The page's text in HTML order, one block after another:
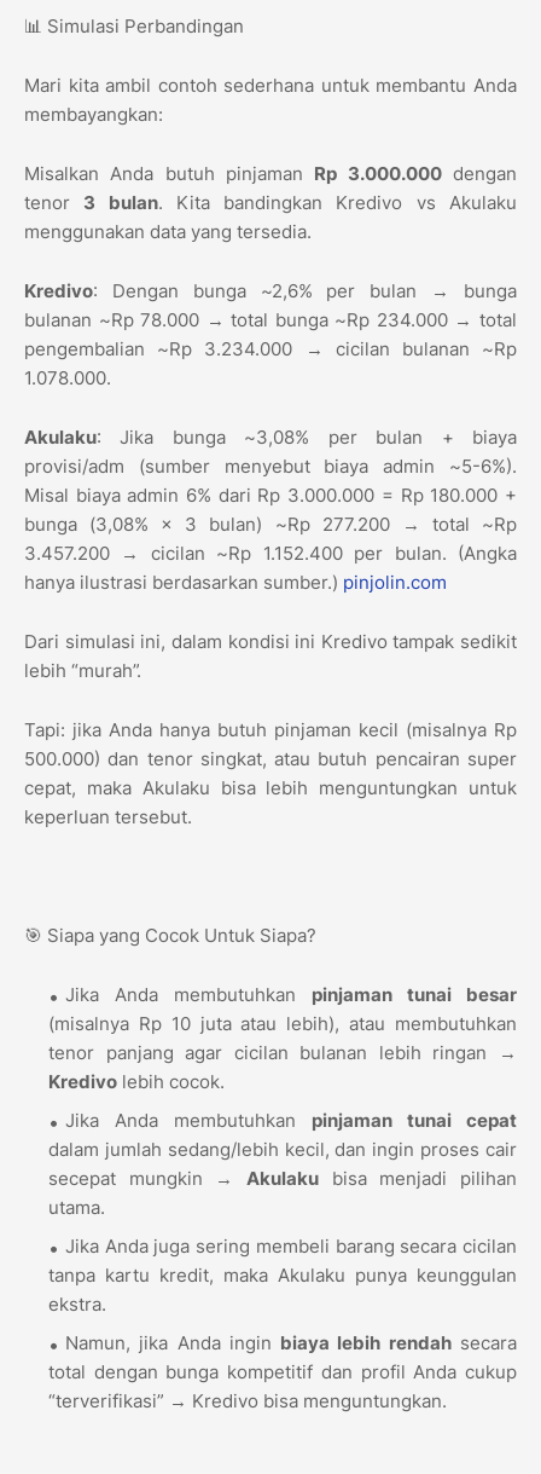
📊 Simulasi Perbandingan
Mari kita ambil contoh sederhana untuk membantu Anda
membayangkan:
Misalkan Anda butuh pinjaman Rp 3.000.000dengan
tenor 3 bulan. Kita bandingkan Kredivo vs Akulaku
menggunakan data yang tersedia.
Kredivo: Dengan bunga ~2,6% per bulan → bunga
bulanan ~Rp 78.000 → total bunga ~Rp 234.000 → total
pengembalian ~Rp 3.234.000 → cicilan bulanan ~Rp
1.078.000.
Akulaku: Jika bunga ~3,08% per bulan + biaya
provisi/adm (sumber menyebut biaya admin ~5-6%).
Misal biaya admin 6% dari Rp 3.000.000 = Rp 180.000 +
bunga (3,08% × 3 bulan) ~Rp 277.200 → total ~Rp
3.457.200 → cicilan ~Rp 1.152.400 per bulan. (Angka
hanya ilustrasi berdasarkan sumber.) pinjolin.com
Dari simulasi ini, dalam kondisi ini Kredivo tampak sedikit
lebih “murah”.
Tapi: jika Anda hanya butuh pinjaman kecil (misalnya Rp
500.000) dan tenor singkat, atau butuh pencairan super
cepat, maka Akulaku bisa lebih menguntungkan untuk
keperluan tersebut.
🎯 Siapa yang Cocok Untuk Siapa?
Jika Anda membutuhkan pinjaman tunai besar
(misalnya Rp 10 juta atau lebih), atau membutuhkan
tenor panjang agar cicilan bulanan lebih ringan →
Kredivo lebih cocok.
Jika Anda membutuhkan pinjaman tunai cepat
dalam jumlah sedang/lebih kecil, dan ingin proses cair
secepat mungkin → Akulaku bisa menjadi pilihan
utama.
Jika Anda juga sering membeli barang secara cicilan
tanpa kartu kredit, maka Akulaku punya keunggulan
ekstra.
Namun, jika Anda ingin biaya lebih rendahsecara
total dengan bunga kompetitif dan profil Anda cukup
“terverifikasi” → Kredivo bisa menguntungkan.